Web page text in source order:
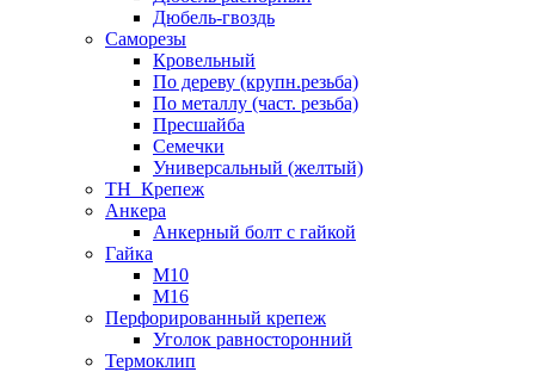
Дюбель-гвоздь
Саморезы
Кровельный
По дереву (крупн.резьба)
По металлу (част. резьба)
Пресшайба
Семечки
Универсальный (желтый)
ТН_Крепеж
Анкера
Анкерный болт с гайкой
Гайка
М10
М16
Перфорированный крепеж
Уголок равносторонний
Термоклип